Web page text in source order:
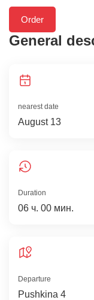
Order
General
nearest date
August 13
Duration
06 ч. 00 мин.
Departure
Pushkina 4